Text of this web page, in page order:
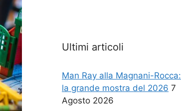
Ultimi articoli
Man Ray alla Magnani-Rocca:
la grande mostra del 2026 7
Agosto 2026